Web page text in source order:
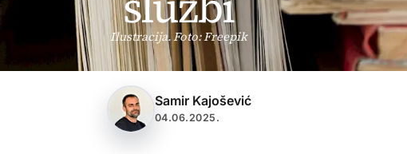
Ilustracija. Foto: Freepik
Samir Kajošević
04.06.2025.